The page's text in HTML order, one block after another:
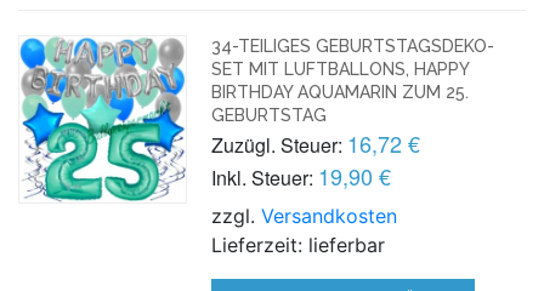
34-TEILIGES GEBURTSTAGSDEKO-
SET MIT LUFTBALLONS, HAPPY
BIRTHDAY AQUAMARIN ZUM 25.
GEBURTSTAG
Zuzügl. Steuer: 16,72 €
Inkl. Steuer: 19,90 €
zzgl.Versandkosten
Lieferzeit: lieferbar